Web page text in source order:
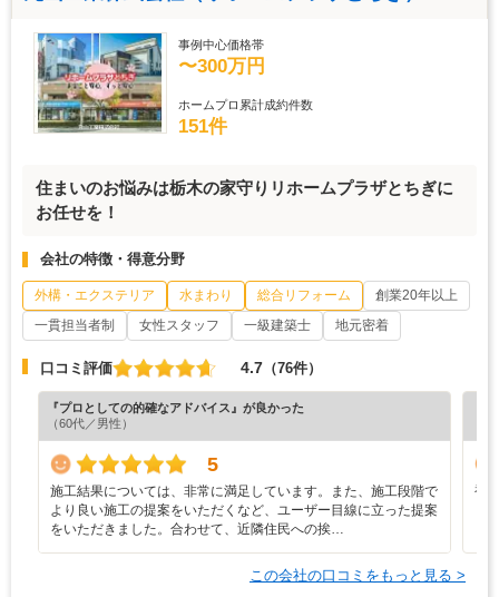
事例中心価格帯
〜300万円
ホームプロ累計成約件数
151件
住まいのお悩みは栃木の家守りリホームプラザとちぎに
お任せを！
会社の特徴・得意分野
外構・エクステリア 水まわり 総合リフォーム
創業20年以上
一貫担当者制
女性スタッフ 一級建築士 地元密着
口コミ評価 4.7 （76件）
『プロとしての的確なアドバイス』が良かった
（60代／男性）
5
施工結果については、非常に満足しています。また、施工段階で
より良い施工の提案をいただくなど、ユーザー目線に立った提案
をいただきました。合わせて、近隣住民への挨…
複
この会社の口コミをもっと見る >